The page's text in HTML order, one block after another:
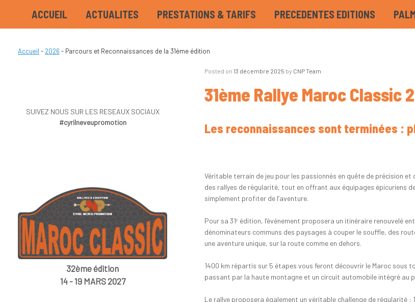
ACCUEIL ACTUALITES PRESTATIONS & TARIFS PRECEDENTES EDITIONS
Accueil - 2026 - Parcours et Reconnaissances de la 31ème édition
Posted on 13 décembre 2025 by CNP Team
31ème Rallye Maroc Classic
Les reconnaissances sont terminées :
Véritable terrain de jeu pour les passionnés en quête de précision et
des rallyes de régularité, tout en offrant aux équipages épicuriens
simplement profiter de l’aventure.
Pour sa 31ᵉ édition, l’événement proposera un itinéraire renouvelé
dénominateurs communs des paysages à couper le souffle, des
une aventure unique, sur la route comme en dehors.
1400 km répartis sur 5 étapes vous feront découvrir le Maroc
passant par la haute montagne et un circuit automobile intégré au
Le rallye proposera également un véritable challenge de régularité
SUIVEZ NOUS SUR LES RESEAUX SOCIAUX
#cyrilneveupromotion
32ème édition
14 - 19 MARS 2027